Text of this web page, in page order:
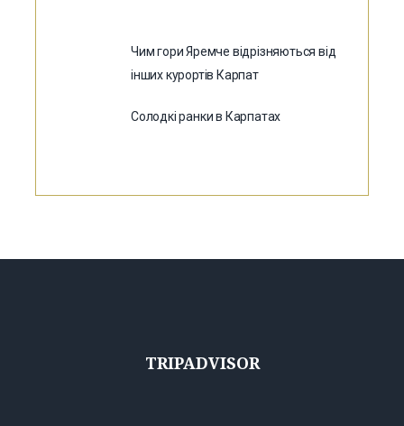
Чим гори Яремче відрізняються від
інших курортів Карпат
Солодкі ранки в Карпатах
TRIPADVISOR